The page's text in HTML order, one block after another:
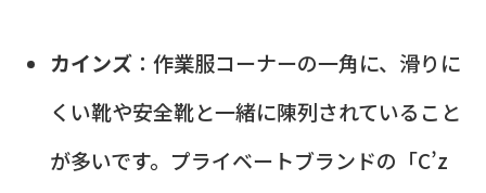
カインズ：作業服コーナーの一角に、滑りに
くい靴や安全靴と一緒に陳列されていること
が多いです。プライベートブランドの「C’z